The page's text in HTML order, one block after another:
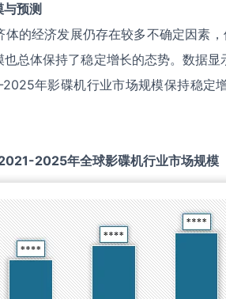
预测
的经济发展仍存在较多不确定因素
总体保持了稳定增长的态势。数据
年影碟机行业市场规模保持稳定
2025年全球影碟机行业市场规模